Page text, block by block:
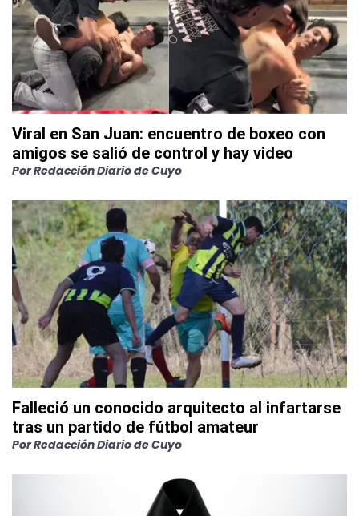
Viral en San Juan: encuentro de boxeo con
amigos se salió de control y hay video
PorRedacción Diario de Cuyo
Falleció un conocido arquitecto al infartarse
tras un partido de fútbol amateur
PorRedacción Diario de Cuyo